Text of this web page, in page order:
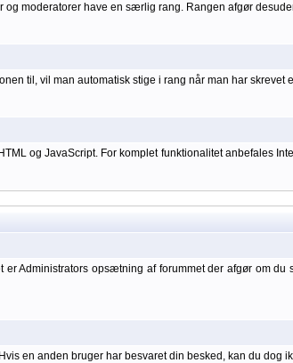
moderatorer have en særlig rang. Rangen afgør
til, vil man automatisk stige i rang når man har skrevet
og JavaScript. For komplet funktionalitet anbefales
Administrators opsætning af forummet der afgør om
en anden bruger har besvaret din besked, kan du dog